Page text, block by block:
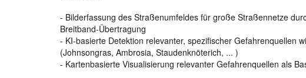
- Bilderfassung des Straßenumfeldes für große Straßennetze
Breitband-Übertragung
- KI-basierte Detektion relevanter, spezifischer Gefahrenquellen
(Johnsongras, Ambrosia, Staudenknöterich, ... )
- Kartenbasierte Visualisierung relevanter Gefahrenquellen als